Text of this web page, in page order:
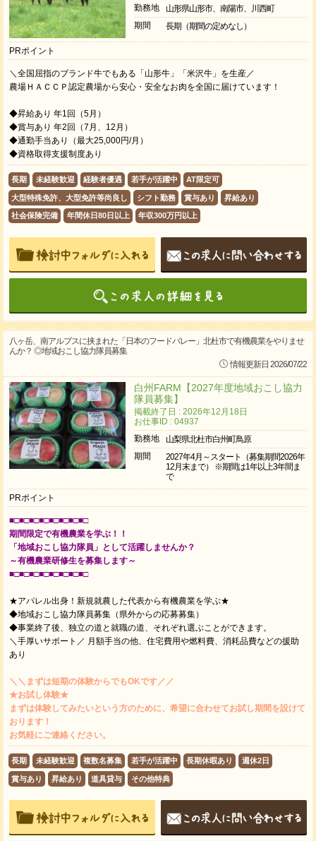
勤務地
山形県山形市、南陽市、川西町
期間
長期（期間の定めなし）
PRポイント
＼全国屈指のブランド牛でもある「山形牛」「米沢牛」を生産／
農場ＨＡＣＣＰ認定農場から安心・安全なお肉を全国に届けています！
◆昇給あり 年1回（5月）
◆賞与あり 年2回（7月、12月）
◆通勤手当あり（最大25,000円/月）
◆資格取得支援制度あり
長期 未経験歓迎 経験者優遇 若手が活躍中 AT限定可
大型特殊免許、大型免許等尚良し シフト勤務 賞与あり 昇給あり
社会保険完備 年間休日80日以上 年収300万円以上
八ヶ岳、南アルプスに挟まれた「日本のフードバレー」北杜市で有機農業をやりませ
んか？ ◎地域おこし協力隊員募集
情報更新日 2026/07/22
白州FARM【2027年度地域おこし協力
隊員募集】
掲載終了日 : 2026年12月18日
お仕事ID : 04937
勤務地
山梨県北杜市白州町鳥原
期間
2027年4月～スタート（募集期間2026年
12月末まで） ※期間は1年以上3年間ま
で
PRポイント
■□■□■□■□■□■□■□■□
期間限定で有機農業を学ぶ！！
「地域おこし協力隊員」として活躍しませんか？
～有機農業研修生を募集します～
■□■□■□■□■□■□■□■□
★アパレル出身！新規就農した代表から有機農業を学ぶ★
◆地域おこし協力隊員募集（県外からの応募募集）
◆事業終了後、独立の道と就職の道、それぞれ選ぶことができます。
＼手厚いサポート／ 月額手当の他、住宅費用や燃料費、消耗品費などの援助
あり
＼＼まずは短期の体験からでもOKです／／
★お試し体験★
まずは体験してみたいという方のために、希望に合わせてお試し期間を設けて
おります！
お気軽にご連絡ください。
長期 未経験歓迎 複数名募集 若手が活躍中 長期休暇あり 週休2日
賞与あり 昇給あり 道具貸与 その他特典